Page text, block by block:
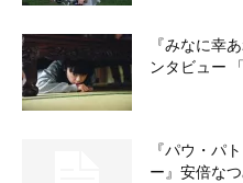
『みなに幸
ンタビュー
『パウ・パ
ー』安倍な